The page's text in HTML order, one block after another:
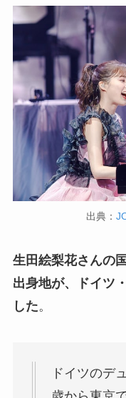
出典：
生田絵梨花さんの
出身地が、ドイツ
した。
ドイツのデ